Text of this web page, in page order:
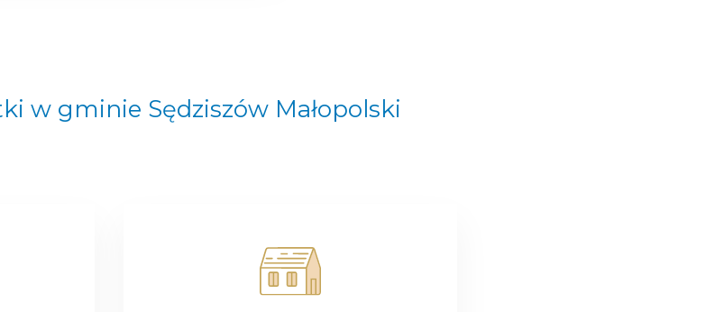
w gminie Sędziszów Małopolski